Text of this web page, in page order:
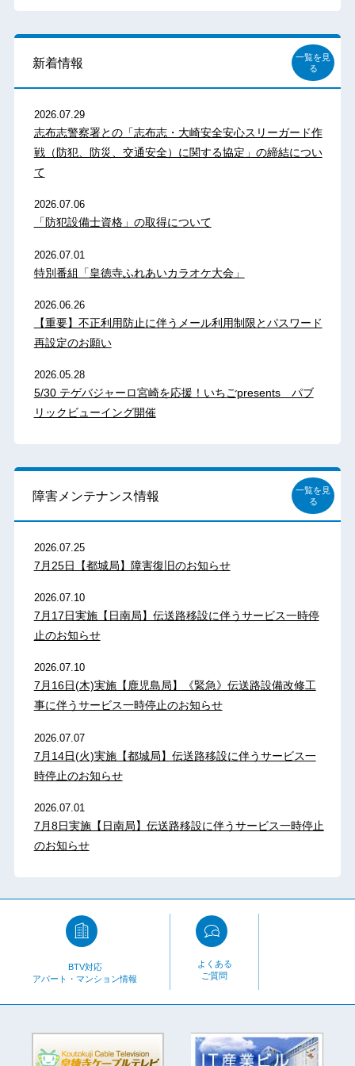
新着情報
一覧を見
る
2026.07.29
志布志警察署との「志布志・大崎安全安心スリーガード作
戦（防犯、防災、交通安全）に関する協定」の締結につい
て
2026.07.06
「防犯設備士資格」の取得について
2026.07.01
特別番組「皇徳寺ふれあいカラオケ大会」
2026.06.26
【重要】不正利用防止に伴うメール利用制限とパスワード
再設定のお願い
2026.05.28
5/30 テゲバジャーロ宮崎を応援！いちごpresents パブ
リックビューイング開催
障害メンテナンス情報
一覧を見
る
2026.07.25
7月25日【都城局】障害復旧のお知らせ
2026.07.10
7月17日実施【日南局】伝送路移設に伴うサービス一時停
止のお知らせ
2026.07.10
7月16日(木)実施【鹿児島局】《緊急》伝送路設備改修工
事に伴うサービス一時停止のお知らせ
2026.07.07
7月14日(火)実施【都城局】伝送路移設に伴うサービス一
時停止のお知らせ
2026.07.01
7月8日実施【日南局】伝送路移設に伴うサービス一時停止
のお知らせ
BTV対応
アパート・マンション情報
よくある
ご質問